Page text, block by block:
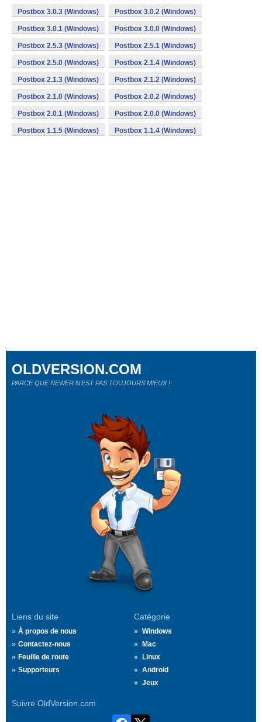
Postbox 3.0.3 (Windows) Postbox 3.0.2 (Windows)
Postbox 3.0.1 (Windows) Postbox 3.0.0 (Windows)
Postbox 2.5.3 (Windows) Postbox 2.5.1 (Windows)
Postbox 2.5.0 (Windows) Postbox 2.1.4 (Windows)
Postbox 2.1.3 (Windows) Postbox 2.1.2 (Windows)
Postbox 2.1.0 (Windows) Postbox 2.0.2 (Windows)
Postbox 2.0.1 (Windows) Postbox 2.0.0 (Windows)
Postbox 1.1.5 (Windows) Postbox 1.1.4 (Windows)
Liens du site
À propos de nous
Contactez-nous
Feuille de route
Supporteurs
Catégorie
Windows
Mac
Linux
Android
Jeux
Suivre OldVersion.com
OLDVERSION.COM
PARCE QUE NEWER N'EST PAS TOUJOURS MIEUX !